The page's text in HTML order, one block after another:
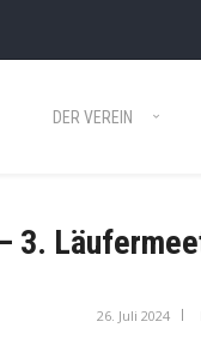
DER VEREIN
3.
26. Juli 2024